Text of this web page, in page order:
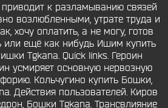
приводит к разламыванию связей
возлюбленными, утрате труда и
хочу оплатить, а не могу, готов
или ещё как нибудь Ишим купить
Tgkana. Quick links. Героин
усмиряет основную нервозную
Кольчугино купить Бошки,
Действия пользователей. Киров
Бошки Tgkana. Трансвлияние